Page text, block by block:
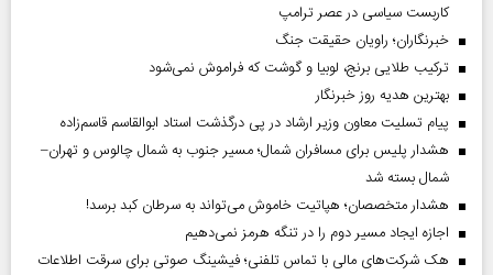
کاربست سیاسی در عصر ترامپ
خبرنگاران؛ راویان حقیقت جنگ
ترکیب طلایی برنج، لوبیا و گوشت که فراموش نمی‌شود
بهترین هدیه روز خبرنگار
پیام تسلیت معاون وزیر ارشاد در پی درگذشت استاد ابوالقاسم قاسم‌زاده
هشدار پلیس برای مسافران شمال؛ مسیر جنوب به شمال چالوس و تهران–
شمال بسته شد
هشدار متخصصان؛ هپاتیت خاموش می‌تواند به سرطان کبد برسد!
اجازه ایجاد مسیر دوم را در تنگه هرمز نمی‌دهیم
هک شرکت‌های مالی با تماس تلفنی؛ فیشینگ صوتی برای سرقت اطلاعات